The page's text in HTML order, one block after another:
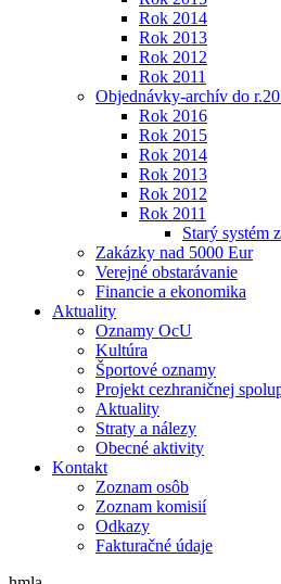
Rok 2014
Rok 2013
Rok 2012
Rok 2011
Objednávky-archív do
Rok 2016
Rok 2015
Rok 2014
Rok 2013
Rok 2012
Rok 2011
Starý systém
Zakázky nad 5000 Eur
Verejné obstarávanie
Financie a ekonomika
Aktuality
Oznamy OcU
Kultúra
Športové oznamy
Projekt cezhraničnej
Aktuality
Straty a nálezy
Obecné aktivity
Kontakt
Zoznam osôb
Zoznam komisií
Odkazy
Fakturačné údaje